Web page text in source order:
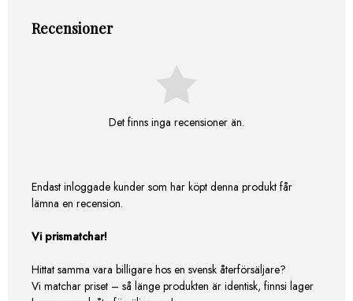
Recensioner
Det finns inga recensioner än.
Endast inloggade kunder som har köpt denna produkt får
lämna en recension.
Vi prismatchar!
Hittat samma vara billigare hos en svensk återförsäljare?
Vi matchar priset – så länge produkten är identisk, finnsi lager